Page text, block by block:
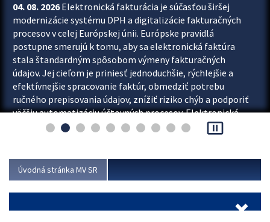
04. 08. 2026Elektronická fakturácia je súčasťou širšej
modernizácie systému DPH a digitalizácie fakturačných
procesov v celej Európskej únii. Európske pravidlá
postupne smerujú k tomu, aby sa elektronická faktúra
stala štandardným spôsobom výmeny fakturačných
údajov. Jej cieľom je priniesť jednoduchšie, rýchlejšie a
efektívnejšie spracovanie faktúr, obmedziť potrebu
ručného prepisovania údajov, znížiť riziko chýb a podporiť
väčšiu automatizáciu účtovných procesov. Elektronická
fakturácia preto nepredstavuje...
pause_presentation
Úvodná stránka MV SR